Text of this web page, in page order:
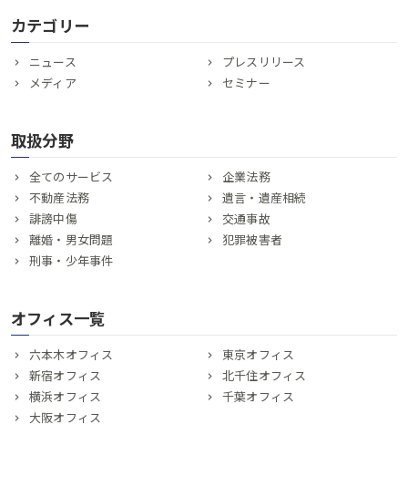
カテゴリー
ニュース
プレスリリース
メディア
セミナー
取扱分野
全てのサービス
企業法務
不動産法務
遺言・遺産相続
誹謗中傷
交通事故
離婚・男女問題
犯罪被害者
刑事・少年事件
オフィス一覧
六本木オフィス
東京オフィス
新宿オフィス
北千住オフィス
横浜オフィス
千葉オフィス
大阪オフィス